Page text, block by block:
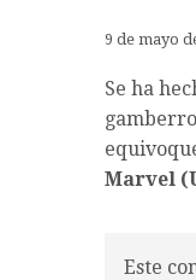
9 de mayo
Se ha
Marvel
Este